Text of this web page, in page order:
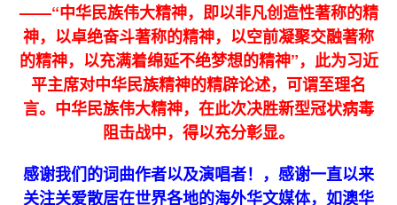
——“中华民族伟大精神，即以非凡创造性著称的精
神，以卓绝奋斗著称的精神，以空前凝聚交融著称
的精神，以充满着绵延不绝梦想的精神”，此为习近
平主席对中华民族精神的精辟论述，可谓至理名
言。中华民族伟大精神， 在此次决胜新型冠状病毒
阻击战中，得以充分彰显。
感谢我们的词曲作者以及演唱者！ ，感谢一直以来
关注关爱散居在世界各地的海外华文媒体，如澳华